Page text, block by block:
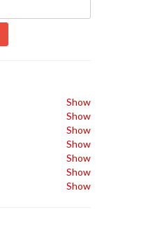
Show
Show
Show
Show
Show
Show
Show